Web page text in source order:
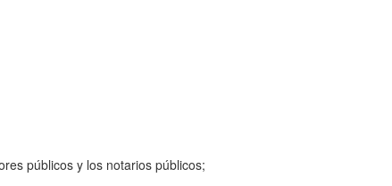
públicos y los notarios públicos;